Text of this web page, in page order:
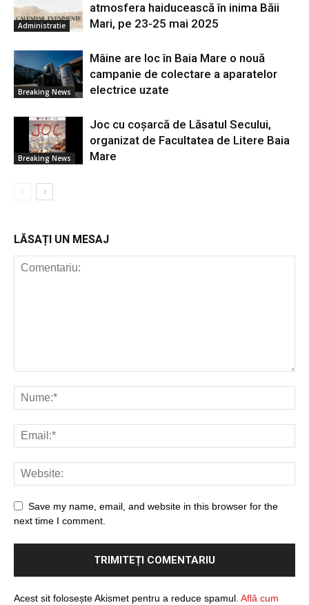
Administratie
atmosfera haiducească în inima Băii
Mari, pe 23-25 mai 2025
Breaking News
Mâine are loc în Baia Mare o nouă
campanie de colectare a aparatelor
electrice uzate
Breaking News
Joc cu coșarcă de Lăsatul Secului,
organizat de Facultatea de Litere Baia
Mare
LĂSAȚI UN MESAJ
Save my name, email, and website in this browser for the
next time I comment.
Acest sit folosește Akismet pentru a reduce spamul. Află cum